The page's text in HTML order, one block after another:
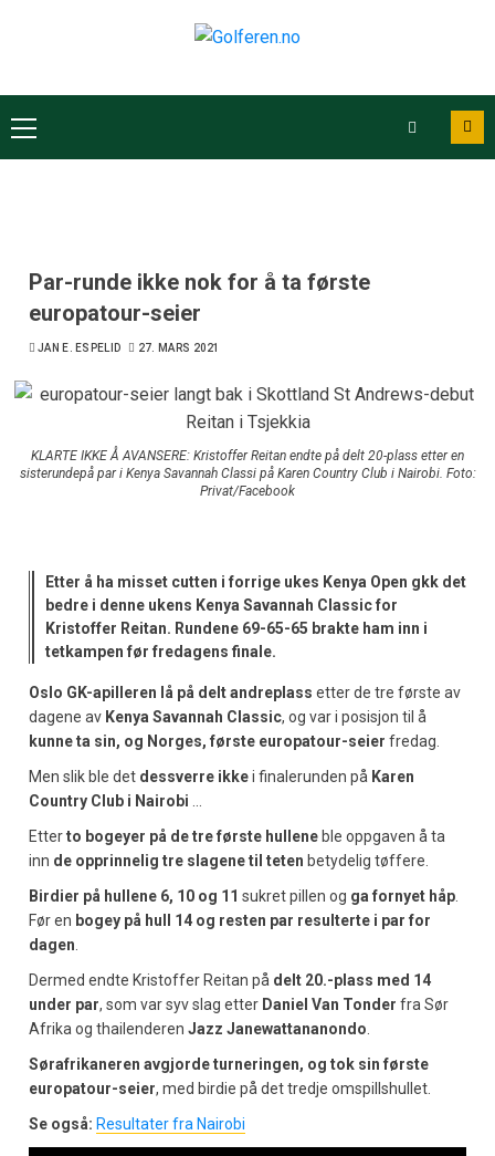
Par-runde ikke nok for å ta første
europatour-seier
JAN E. ESPELID 27. MARS 2021
KLARTE IKKE Å AVANSERE: Kristoffer Reitan endte på delt 20-plass etter en
sisterundepå par i Kenya Savannah Classi på Karen Country Club i Nairobi. Foto:
Privat/Facebook
Etter å ha misset cutten i forrige ukes Kenya Open gkk det
bedre i denne ukens Kenya Savannah Classic for
Kristoffer Reitan. Rundene 69-65-65 brakte ham inn i
tetkampen før fredagens finale.
Oslo GK-apilleren lå på delt andreplass etter de tre første av
dagene av Kenya Savannah Classic, og var i posisjon til å
kunne ta sin, og Norges, første europatour-seier fredag.
Men slik ble det dessverre ikkei finalerunden på Karen
Country Club i Nairobi
Etterto bogeyer på de tre første hullene ble oppgaven å ta
inn de opprinnelig tre slagene til teten betydelig tøffere.
Birdier på hullene 6, 10 og 11 sukret pillen og ga fornyet håp
Før en bogey på hull 14 og resten par resulterte i par for
dagen
Dermed endte Kristoffer Reitan på delt 20.-plass med 14
under par, som var syv slag etter Daniel Van Tonder fra Sør
Afrika og thailenderen Jazz Janewattananondo
Sørafrikaneren avgjorde turneringen, og tok sin første
europatour-seier, med birdie på det tredje omspillshullet.
Se også: Resultater fra Nairobi